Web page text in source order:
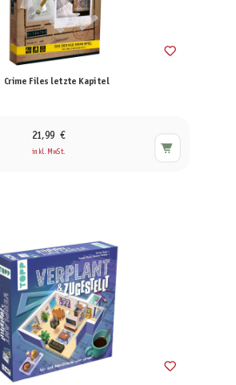
Crime Files letzte Kapitel
21,99 €
inkl. MwSt.